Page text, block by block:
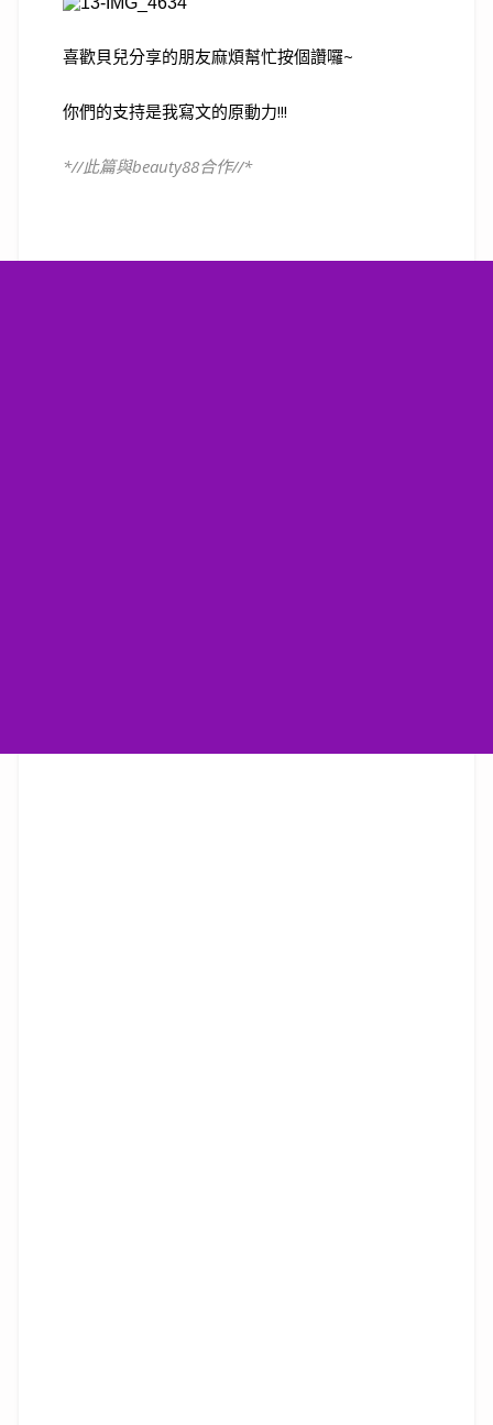
喜歡貝兒分享的朋友麻煩幫忙按個讚囉~
你們的支持是我寫文的原動力!!!
*//此篇與beauty88合作//*